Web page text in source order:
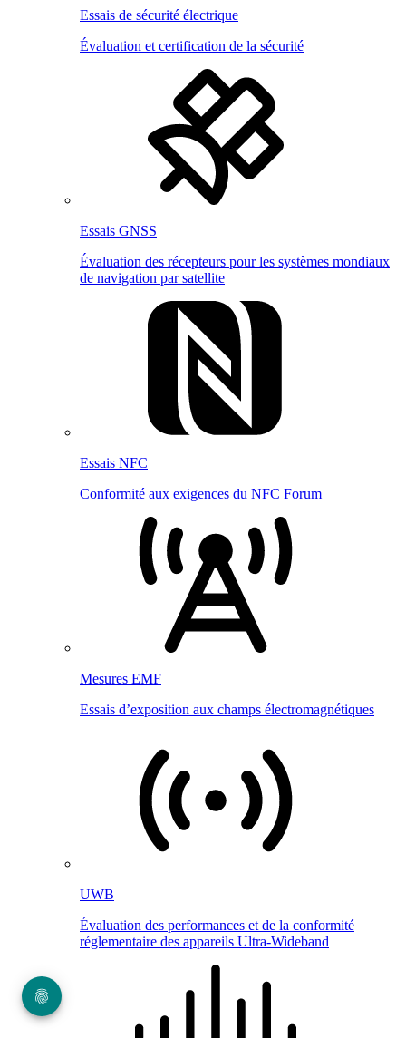
Essais de sécurité électrique
Évaluation et certification de la sécurité
Essais GNSS
Évaluation des récepteurs pour les systèmes mondiaux
de navigation par satellite
Essais NFC
Conformité aux exigences du NFC Forum
Mesures EMF
Essais d’exposition aux champs électromagnétiques
UWB
Évaluation des performances et de la conformité
réglementaire des appareils Ultra-Wideband